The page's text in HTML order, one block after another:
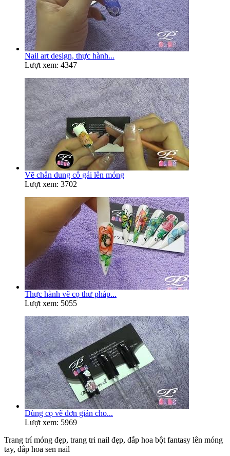
Nail art design, thực hành...
Lượt xem: 4347
Vẽ chân dung cô gái lên móng
Lượt xem: 3702
Thực hành vẽ cọ thư pháp...
Lượt xem: 5055
Dùng cọ vẽ đơn giản cho...
Lượt xem: 5969
Trang trí móng đẹp, trang tri nail đẹp, đắp hoa bột fantasy lên móng
tay, đắp hoa sen nail